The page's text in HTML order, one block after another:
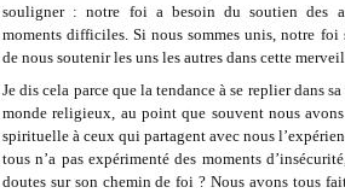
souligner : notre foi a besoin du soutien des
moments difficiles. Si nous sommes unis, notre
de nous soutenir les uns les autres dans cette
Je dis cela parce que la tendance à se replier dans
monde religieux, au point que souvent nous
spirituelle à ceux qui partagent avec nous
tous n’a pas expérimenté des moments
doutes sur son chemin de foi ? Nous avons tous